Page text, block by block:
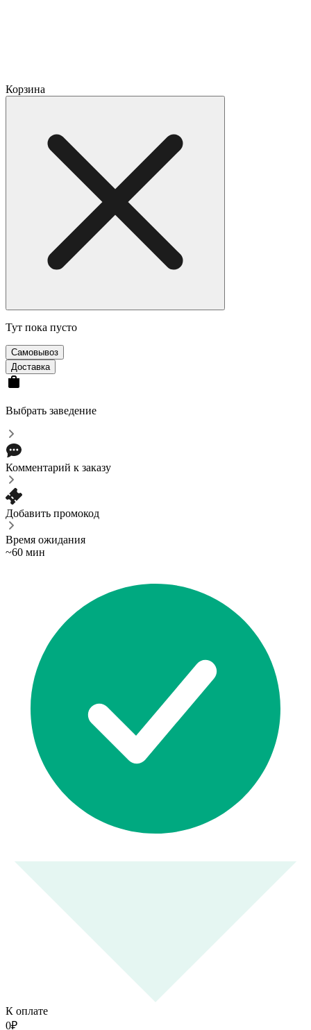
Корзина
Тут пока пусто
Cамовывоз
Доставка
Выбрать заведение
Комментарий к заказу
Добавить промокод
Время ожидания
~60 мин
К оплате
0₽